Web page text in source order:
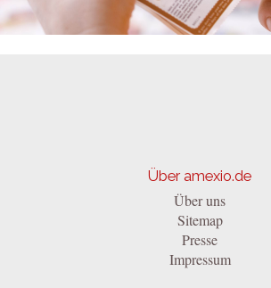
Über amexio.de
Über uns
Sitemap
Presse
Impressum